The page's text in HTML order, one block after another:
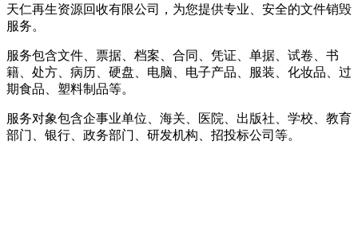
天仁再生资源回收有限公司，为您提供专业、安全的文件销毁
服务。
服务包含文件、票据、档案、合同、凭证、单据、试卷、书
籍、处方、病历、硬盘、电脑、电子产品、服装、化妆品、过
期食品、塑料制品等。
服务对象包含企事业单位、海关、医院、出版社、学校、教育
部门、银行、政务部门、研发机构、招投标公司等。